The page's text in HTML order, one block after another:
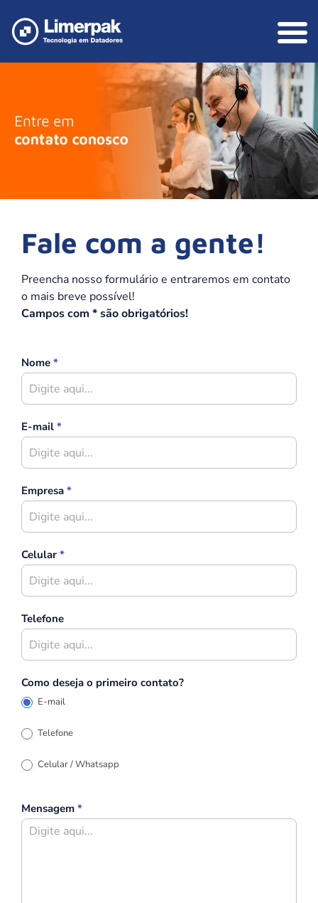
Fale com a gente!
Preencha nosso formulário e entraremos em contato
o mais breve possível!
Campos com * são obrigatórios!
Contato
Nome *
E-mail *
Empresa *
Celular *
Telefone
Como deseja o primeiro contato?
E-mail
Telefone
Celular / Whatsapp
Mensagem *